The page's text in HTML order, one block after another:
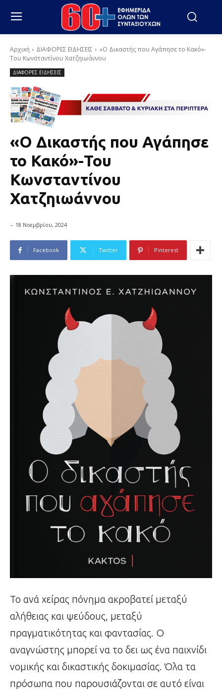
Αρχική ΔΙΑΦΟΡΕΣ ΕΙΔΗΣΕΙΣ
«Ο Δικαστής που Αγάπησε το Κακό»-
Του Κωνσταντίνου Χατζηιωάννου
ΔΙΑΦΟΡΕΣ ΕΙΔΗΣΕΙΣ
«Ο Δικαστής που Αγάπησε
το Κακό»-Του
Κωνσταντίνου
Χατζηιωάννου
- 18 Νοεμβρίου, 2024
Facebook Twitter Pinterest
Το ανά χείρας πόνημα ακροβατεί μεταξύ
αλήθειας και ψεύδους, μεταξύ
πραγματικότητας και φαντασίας. O
αναγνώστης μπορεί να το δει ως ένα παιχνίδι
νομικής και δικαστικής δοκιμασίας. Όλα τα
πρόσωπα που παρουσιάζονται σε αυτό είναι